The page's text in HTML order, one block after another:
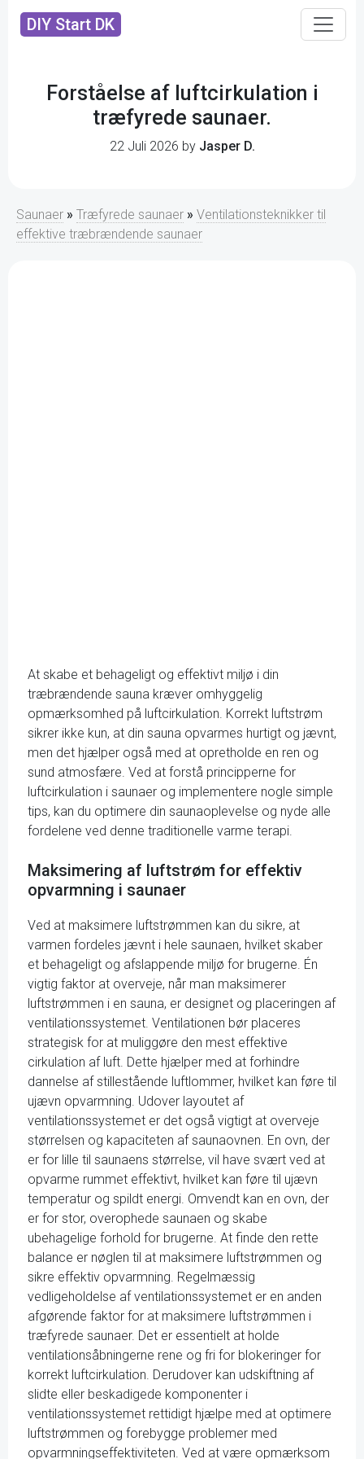
DIY Start DK
Forståelse af luftcirkulation i
træfyrede saunaer.
22 Juli 2026 by Jasper D.
Saunaer » Træfyrede saunaer » Ventilationsteknikker til
effektive træbrændende saunaer
At skabe et behageligt og effektivt miljø i din
træbrændende sauna kræver omhyggelig
opmærksomhed på luftcirkulation. Korrekt luftstrøm
sikrer ikke kun, at din sauna opvarmes hurtigt og jævnt,
men det hjælper også med at opretholde en ren og
sund atmosfære. Ved at forstå principperne for
luftcirkulation i saunaer og implementere nogle simple
tips, kan du optimere din saunaoplevelse og nyde alle
fordelene ved denne traditionelle varme terapi.
Maksimering af luftstrøm for effektiv
opvarmning i saunaer
Ved at maksimere luftstrømmen kan du sikre, at
varmen fordeles jævnt i hele saunaen, hvilket skaber
et behageligt og afslappende miljø for brugerne. Én
vigtig faktor at overveje, når man maksimerer
luftstrømmen i en sauna, er designet og placeringen af
ventilationssystemet. Ventilationen bør placeres
strategisk for at muliggøre den mest effektive
cirkulation af luft. Dette hjælper med at forhindre
dannelse af stillestående luftlommer, hvilket kan føre til
ujævn opvarmning. Udover layoutet af
ventilationssystemet er det også vigtigt at overveje
størrelsen og kapaciteten af saunaovnen. En ovn, der
er for lille til saunaens størrelse, vil have svært ved at
opvarme rummet effektivt, hvilket kan føre til ujævn
temperatur og spildt energi. Omvendt kan en ovn, der
er for stor, overophede saunaen og skabe
ubehagelige forhold for brugerne. At finde den rette
balance er nøglen til at maksimere luftstrømmen og
sikre effektiv opvarmning. Regelmæssig
vedligeholdelse af ventilationssystemet er en anden
afgørende faktor for at maksimere luftstrømmen i
træfyrede saunaer. Det er essentielt at holde
ventilationsåbningerne rene og fri for blokeringer for
korrekt luftcirkulation. Derudover kan udskiftning af
slidte eller beskadigede komponenter i
ventilationssystemet rettidigt hjælpe med at optimere
luftstrømmen og forebygge problemer med
opvarmningseffektiviteten. Ved at være opmærksom